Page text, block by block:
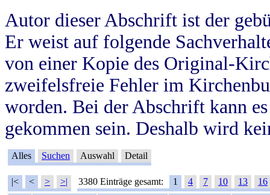
Autor dieser Abschrift ist der
Er weist auf folgende
von einer Kopie des Original-
zweifelsfreie Fehler im
worden. Bei der Abschrift kann
gekommen sein. Deshalb wird
Alles Suchen Auswahl Detail
|< < > >| 3380 Einträge gesamt: 1 4 7 10 13
16